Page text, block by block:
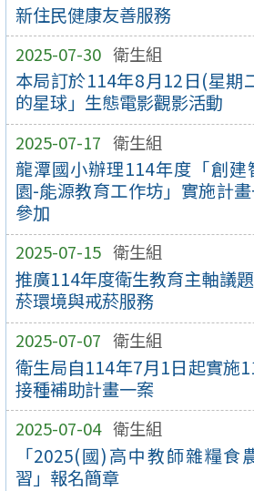
新住民健康友善服務
2025-07-30 衛生組
本局訂於114年8月12日(星期
的星球」生態電影觀影活動
2025-07-17 衛生組
龍潭國小辦理114年度「創
園-能源教育工作坊」實施計
參加
2025-07-15 衛生組
推廣114年度衛生教育主軸議
菸環境與戒菸服務
2025-07-07 衛生組
衛生局自114年7月1日起實施
接種補助計畫一案
2025-07-04 衛生組
「2025(國)高中教師雜糧食
習」報名簡章